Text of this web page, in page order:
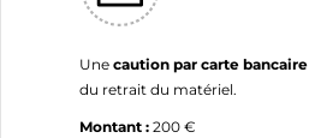
Une caution par carte bancaire
du retrait du matériel.
Montant : 200 €